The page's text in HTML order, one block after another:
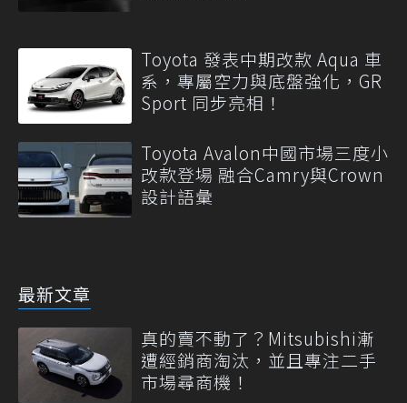
Toyota 發表中期改款 Aqua 車
系，專屬空力與底盤強化，GR
Sport 同步亮相！
Toyota Avalon中國市場三度小
改款登場 融合Camry與Crown
設計語彙
最新文章
真的賣不動了？Mitsubishi漸
遭經銷商淘汰，並且專注二手
市場尋商機！